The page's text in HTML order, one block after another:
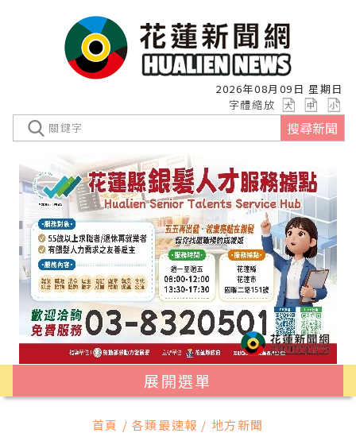
2026年08月09日 星期日
字體縮放
搜尋新聞
展開選單
首頁 / 各類最速報 / 地方新聞